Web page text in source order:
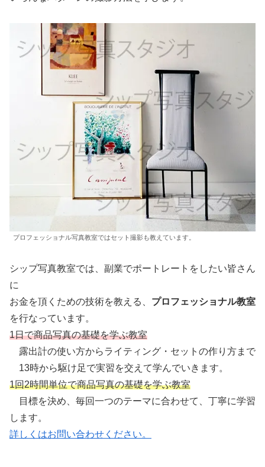
プロフェッショナル写真教室ではセット撮影も教えています。
シップ写真教室では、副業でポートレートをしたい皆さん
に
お金を頂くための技術を教える、 プロフェッショナル教室
を行なっています。
1日で商品写真の基礎を学ぶ教室
露出計の使い方からライティング・セットの作り方まで
13時から駆け足で実習を交えて学んでいきます。
1回2時間単位で商品写真の基礎を学ぶ教室
目標を決め、毎回一つのテーマに合わせて、丁寧に学習
します。
詳しくはお問い合わせください。